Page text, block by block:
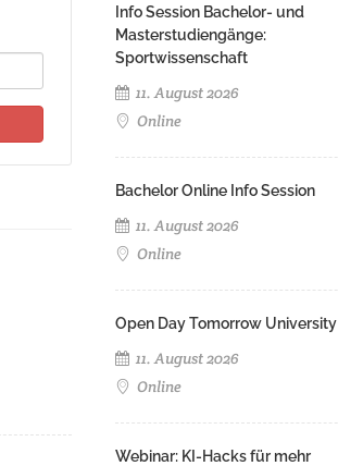
Info Session Bachelor- und
Masterstudiengänge:
Sportwissenschaft
11. August 2026
Online
Bachelor Online Info Session
11. August 2026
Online
Open Day Tomorrow University
11. August 2026
Online
Webinar: KI-Hacks für mehr